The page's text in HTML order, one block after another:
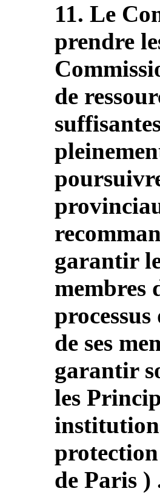
11. Le
prendre
de
garantir
membres
de ses
garantir
les
protection
de Paris )